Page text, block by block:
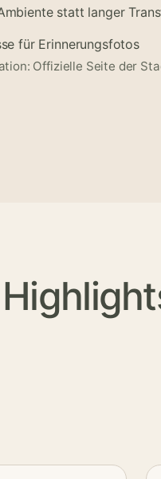
statt langer
für Erinnerungsfotos
Offizielle Seite der